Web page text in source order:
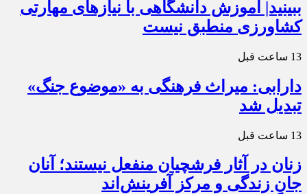
ببینید| آموزش دانشگاهی با نیازهای مهارتی
کشاورزی منطبق نیست
13 ساعت قبل
دارابی: میراث‌ فرهنگی به «موضوع جنگ»
تبدیل شد
13 ساعت قبل
زنان در آثار فرشچیان منفعل نیستند؛ آنان
جانِ زندگی و مرکز آفرینش‌اند